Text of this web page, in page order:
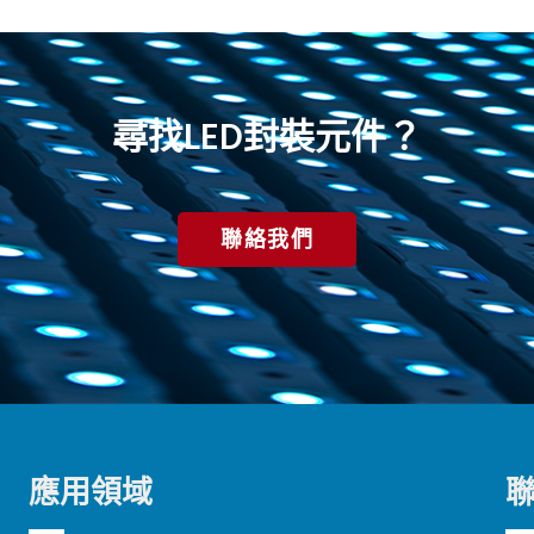
尋找LED封裝元件？
聯絡我們
應用領域